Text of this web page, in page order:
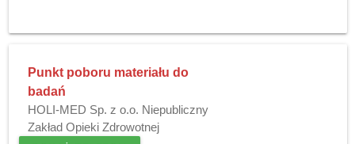
Punkt poboru materiału do
badań
HOLI-MED Sp. z o.o. Niepubliczny
Zakład Opieki Zdrowotnej